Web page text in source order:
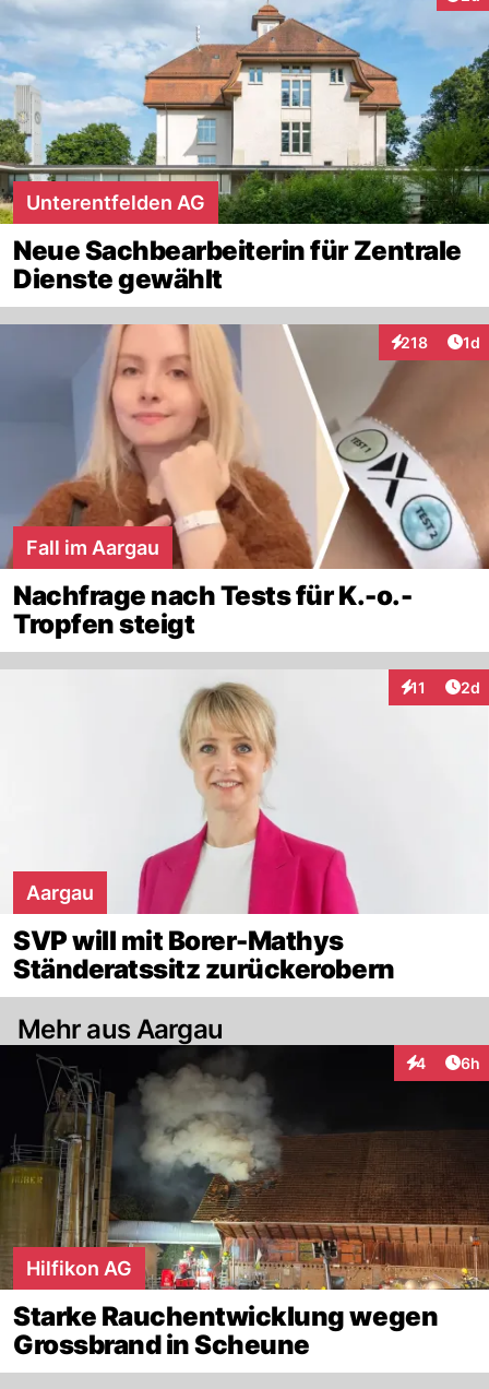
Unterentfelden AG
Neue Sachbearbeiterin für Zentrale
Dienste gewählt
218
Interaktionen
1d
Fall im Aargau
Nachfrage nach Tests für K.-o.-
Tropfen steigt
11 2d
Aargau
SVP will mit Borer-Mathys
Ständeratssitz zurückerobern
Mehr aus Aargau
4 6h
Hilfikon AG
Starke Rauchentwicklung wegen
Grossbrand in Scheune